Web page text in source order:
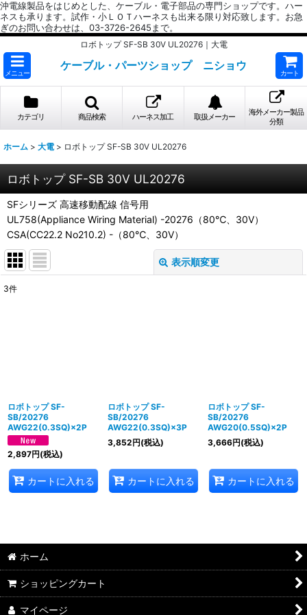
沖電線製品をはじめとした、ケーブル・電子部品の専門ショップです。ハー
ネスも承ります。試作・小ＬＯＴハーネスも出来る限り対応致します。お急
ぎのお問い合わせは、03-3726-2645まで。
ロボトップ SF-SB 30V UL20276｜大電
メニュー
ケーブル・パーツショップ ニショウ
カート
カテゴリ 商品検索 ハーネス加工 取扱メーカー
海外メーカー製品
分類
ホーム > 大電 > ロボトップ SF-SB 30V UL20276
ロボトップ SF-SB 30V UL20276
SFシリーズ 高速移動配線 信号用
UL758(Appliance Wiring Material) -20276（80℃、30V）
CSA(CC22.2 No210.2) -（80℃、30V）
表示順変更
3件
ロボトップ SF-
SB/20276
AWG22(0.3SQ)×2P
2,897円(税込)
カートに入れる
ロボトップ SF-
SB/20276
AWG22(0.3SQ)×3P
3,852円(税込)
カートに入れる
ロボトップ SF-
SB/20276
AWG20(0.5SQ)×2P
3,666円(税込)
カートに入れる
ホーム
ショッピングカート
マイページ